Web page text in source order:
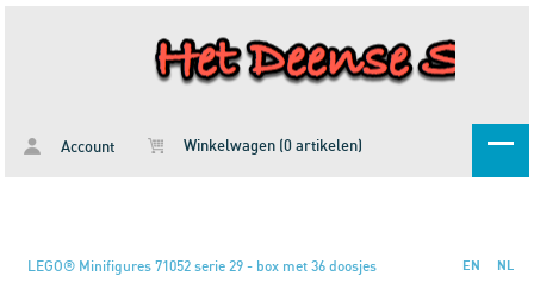
Account Winkelwagen (0 artikelen)
LEGO® Minifigures 71052 serie 29 - box met 36 doosjes EN NL